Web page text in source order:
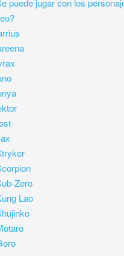
puede jugar con los
Zero
Lao